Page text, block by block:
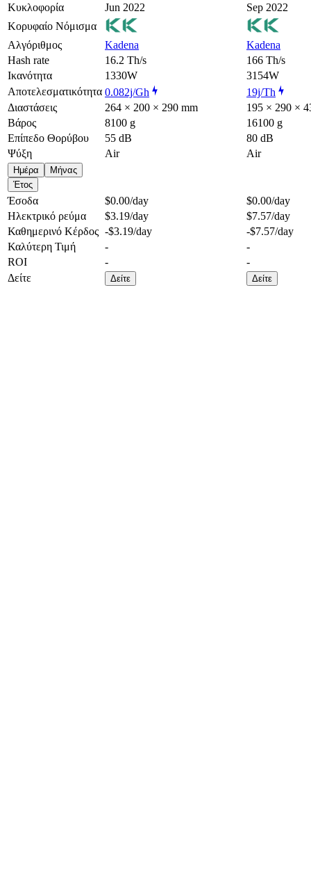
Κυκλοφορία
Jun 2022
Sep 2022
Κορυφαίο Νόμισμα
Αλγόριθμος
Kadena
Kadena
Hash rate
16.2 Th/s
166 Th/s
Ικανότητα
1330W
3154W
Αποτελεσματικότητα 0.082j/Gh
19j/Th
Διαστάσεις
264 × 200 × 290 mm
195 × 290 ×
Βάρος
8100 g
16100 g
Επίπεδο Θορύβου
55 dB
80 dB
Ψύξη
Air Air
Ημέρα
Μήνας
Έτος
Έσοδα $0.00/day $0.00/day
Ηλεκτρικό ρεύμα
$3.19/day $7.57/day
Καθημερινό Κέρδος -$3.19/day -$7.57/day
Καλύτερη Τιμή
-
-
ROI
-
-
Δείτε
Δείτε Δείτε